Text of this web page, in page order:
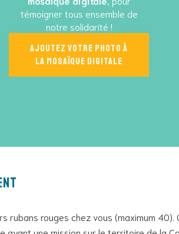
témoigner tous ensemble de
notre solidarité !
Ajoutez votre photo à
la mosaïque digitale
rubans rouges chez vous (maximum